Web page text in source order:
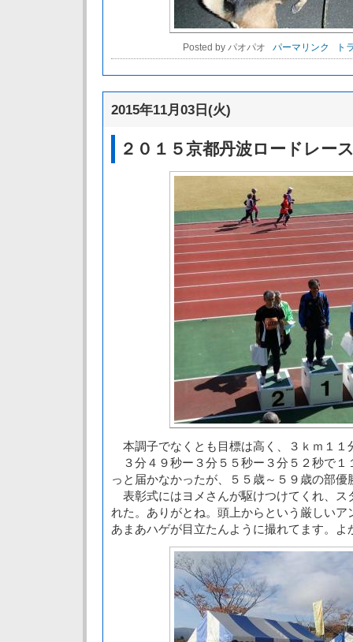
Posted by パオパオ パーマリンク ト
2015年11月03日(火)
２０１５京都丹波ロードレー
本調子でなくとも目標は高く、３ｋｍ１１
３分４９秒ー３分５５秒ー３分５２秒で１
っと届かなかったが、５５歳～５９歳の部
表彰式にはヨメさんが駆けつけてくれ、ス
れた。ありがとね。頭上からという厳しい
あまあハゲが目立たんように撮れてます。よ